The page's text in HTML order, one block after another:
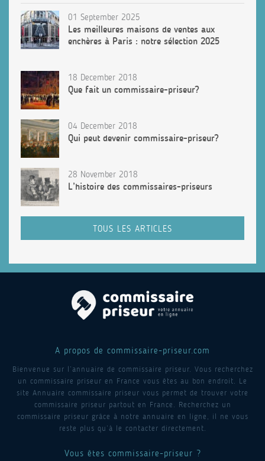
01 September 2025
Les meilleures maisons de ventes aux
enchères à Paris : notre sélection 2025
18 December 2018
Que fait un commissaire-priseur?
04 December 2018
Qui peut devenir commissaire-priseur?
28 November 2018
L’histoire des commissaires-priseurs
TOUS LES ARTICLES
A propos de commissaire-priseur.com
Bienvenue sur l’annuaire de commissaire priseur. Vous recherchez
un commissaire priseur en France vous êtes au bon endroit. Le
site Annuaire commissaire priseur vous permet de trouver votre
commissaire priseur partout en France. Recherchez un
commissaire priseur grâce à notre annuaire en ligne, il ne vous
reste plus qu’à le contacter directement.
Vous êtes commissaire-priseur ?